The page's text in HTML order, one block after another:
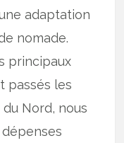
adaptation
nomade.
principaux
passés les
Nord, nous